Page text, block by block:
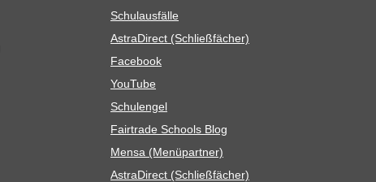
Schul­aus­fälle
Astra­Di­rect (Schließ­fä­cher)
Face­book
You­Tube
Schul­en­gel
Fair­trade Schools Blog
Mensa (Menü­part­ner)
Astra­Di­rect (Schließ­fä­cher)